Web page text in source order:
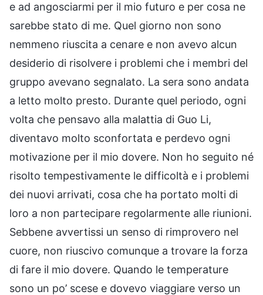
e ad angosciarmi per il mio futuro e per cosa ne
sarebbe stato di me. Quel giorno non sono
nemmeno riuscita a cenare e non avevo alcun
desiderio di risolvere i problemi che i membri del
gruppo avevano segnalato. La sera sono andata
a letto molto presto. Durante quel periodo, ogni
volta che pensavo alla malattia di Guo Li,
diventavo molto sconfortata e perdevo ogni
motivazione per il mio dovere. Non ho seguito né
risolto tempestivamente le difficoltà e i problemi
dei nuovi arrivati, cosa che ha portato molti di
loro a non partecipare regolarmente alle riunioni.
Sebbene avvertissi un senso di rimprovero nel
cuore, non riuscivo comunque a trovare la forza
di fare il mio dovere. Quando le temperature
sono un po’ scese e dovevo viaggiare verso un